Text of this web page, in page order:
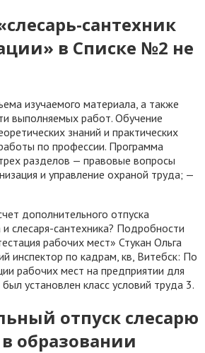
сантехник
в Списке №2 не
изучаемого материала, а также
выполняемых работ. Обучение
знаний и практических
по профессии. Программа
разделов — правовые вопросы
и управление охраной труда; —
дополнительного отпуска
и слесаря-сантехника? Подробности
рабочих мест» Стукан Ольга
инспектор по кадрам, кв, Витебск: По
рабочих мест на предприятии для
установлен класс условий труда 3.
отпуск слесарю
образовании